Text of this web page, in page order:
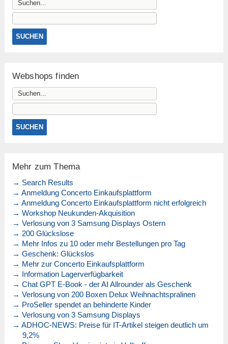
Webshops finden
Mehr zum Thema
→ Search Results
→ Anmeldung Concerto Einkaufsplattform
→ Anmeldung Concerto Einkaufsplattform nicht erfolgreich
→ Workshop Neukunden-Akquisition
→ Verlosung von 3 Samsung Displays Ostern
→ 200 Glückslose
→ Mehr Infos zu 10 oder mehr Bestellungen pro Tag
→ Geschenk: Glückslos
→ Mehr zur Concerto Einkaufsplattform
→ Information Lagerverfügbarkeit
→ Chat GPT E-Book - der AI Allrounder als Geschenk
→ Verlosung von 200 Boxen Delux Weihnachtspralinen
→ ProSeller spendet an behinderte Kinder
→ Verlosung von 3 Samsung Displays
→ ADHOC-NEWS: Preise für IT-Artikel steigen deutlich um
9,2%